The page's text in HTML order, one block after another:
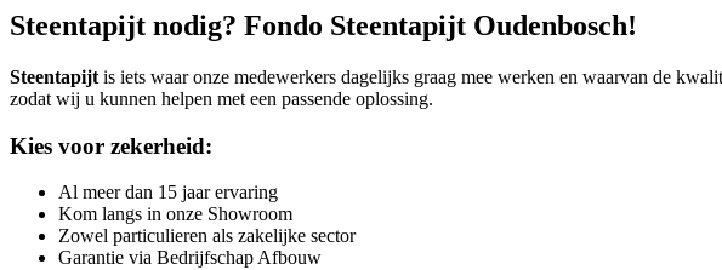
Steentapijt nodig? Fondo Steentapijt Oudenbosch!
Steentapijt is iets waar onze medewerkers dagelijks graag mee werken en waarvan de
zodat wij u kunnen helpen met een passende oplossing.
Kies voor zekerheid:
Al meer dan 15 jaar ervaring
Kom langs in onze Showroom
Zowel particulieren als zakelijke sector
Garantie via Bedrijfschap Afbouw